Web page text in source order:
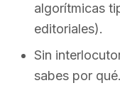
algorítmicas
editoriales).
Sin
sabes por qué.